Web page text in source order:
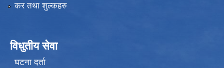
कर तथा शुल्कहरु
विधुतीय सेवा
घटना दर्ता